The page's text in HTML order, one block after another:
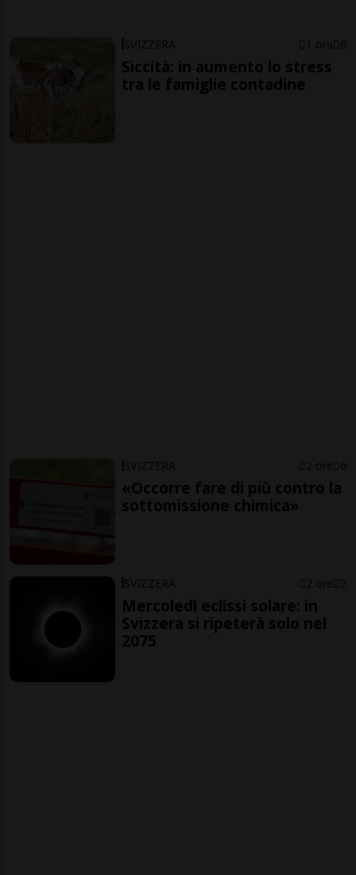
SVIZZERA 1 ora 6
Siccità: in aumento lo stress
tra le famiglie contadine
SVIZZERA 2 ore 6
«Occorre fare di più contro la
sottomissione chimica»
SVIZZERA 2 ore 2
Mercoledì eclissi solare: in
Svizzera si ripeterà solo nel
2075